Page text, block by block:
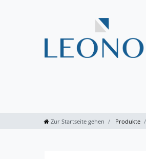
Zur Startseite gehen Produkte